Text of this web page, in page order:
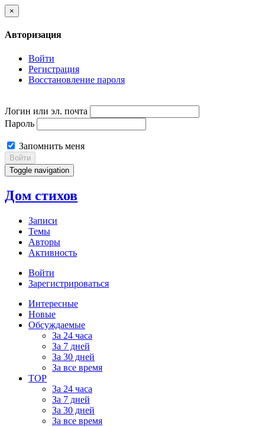
×
Авторизация
Войти
Регистрация
Восстановление пароля
Логин или эл. почта
Пароль
Запомнить меня
Войти
Toggle navigation
Дом стихов
Записи
Темы
Авторы
Активность
Войти
Зарегистрироваться
Интересные
Новые
Обсуждаемые
За 24 часа
За 7 дней
За 30 дней
За все время
TOP
За 24 часа
За 7 дней
За 30 дней
За все время